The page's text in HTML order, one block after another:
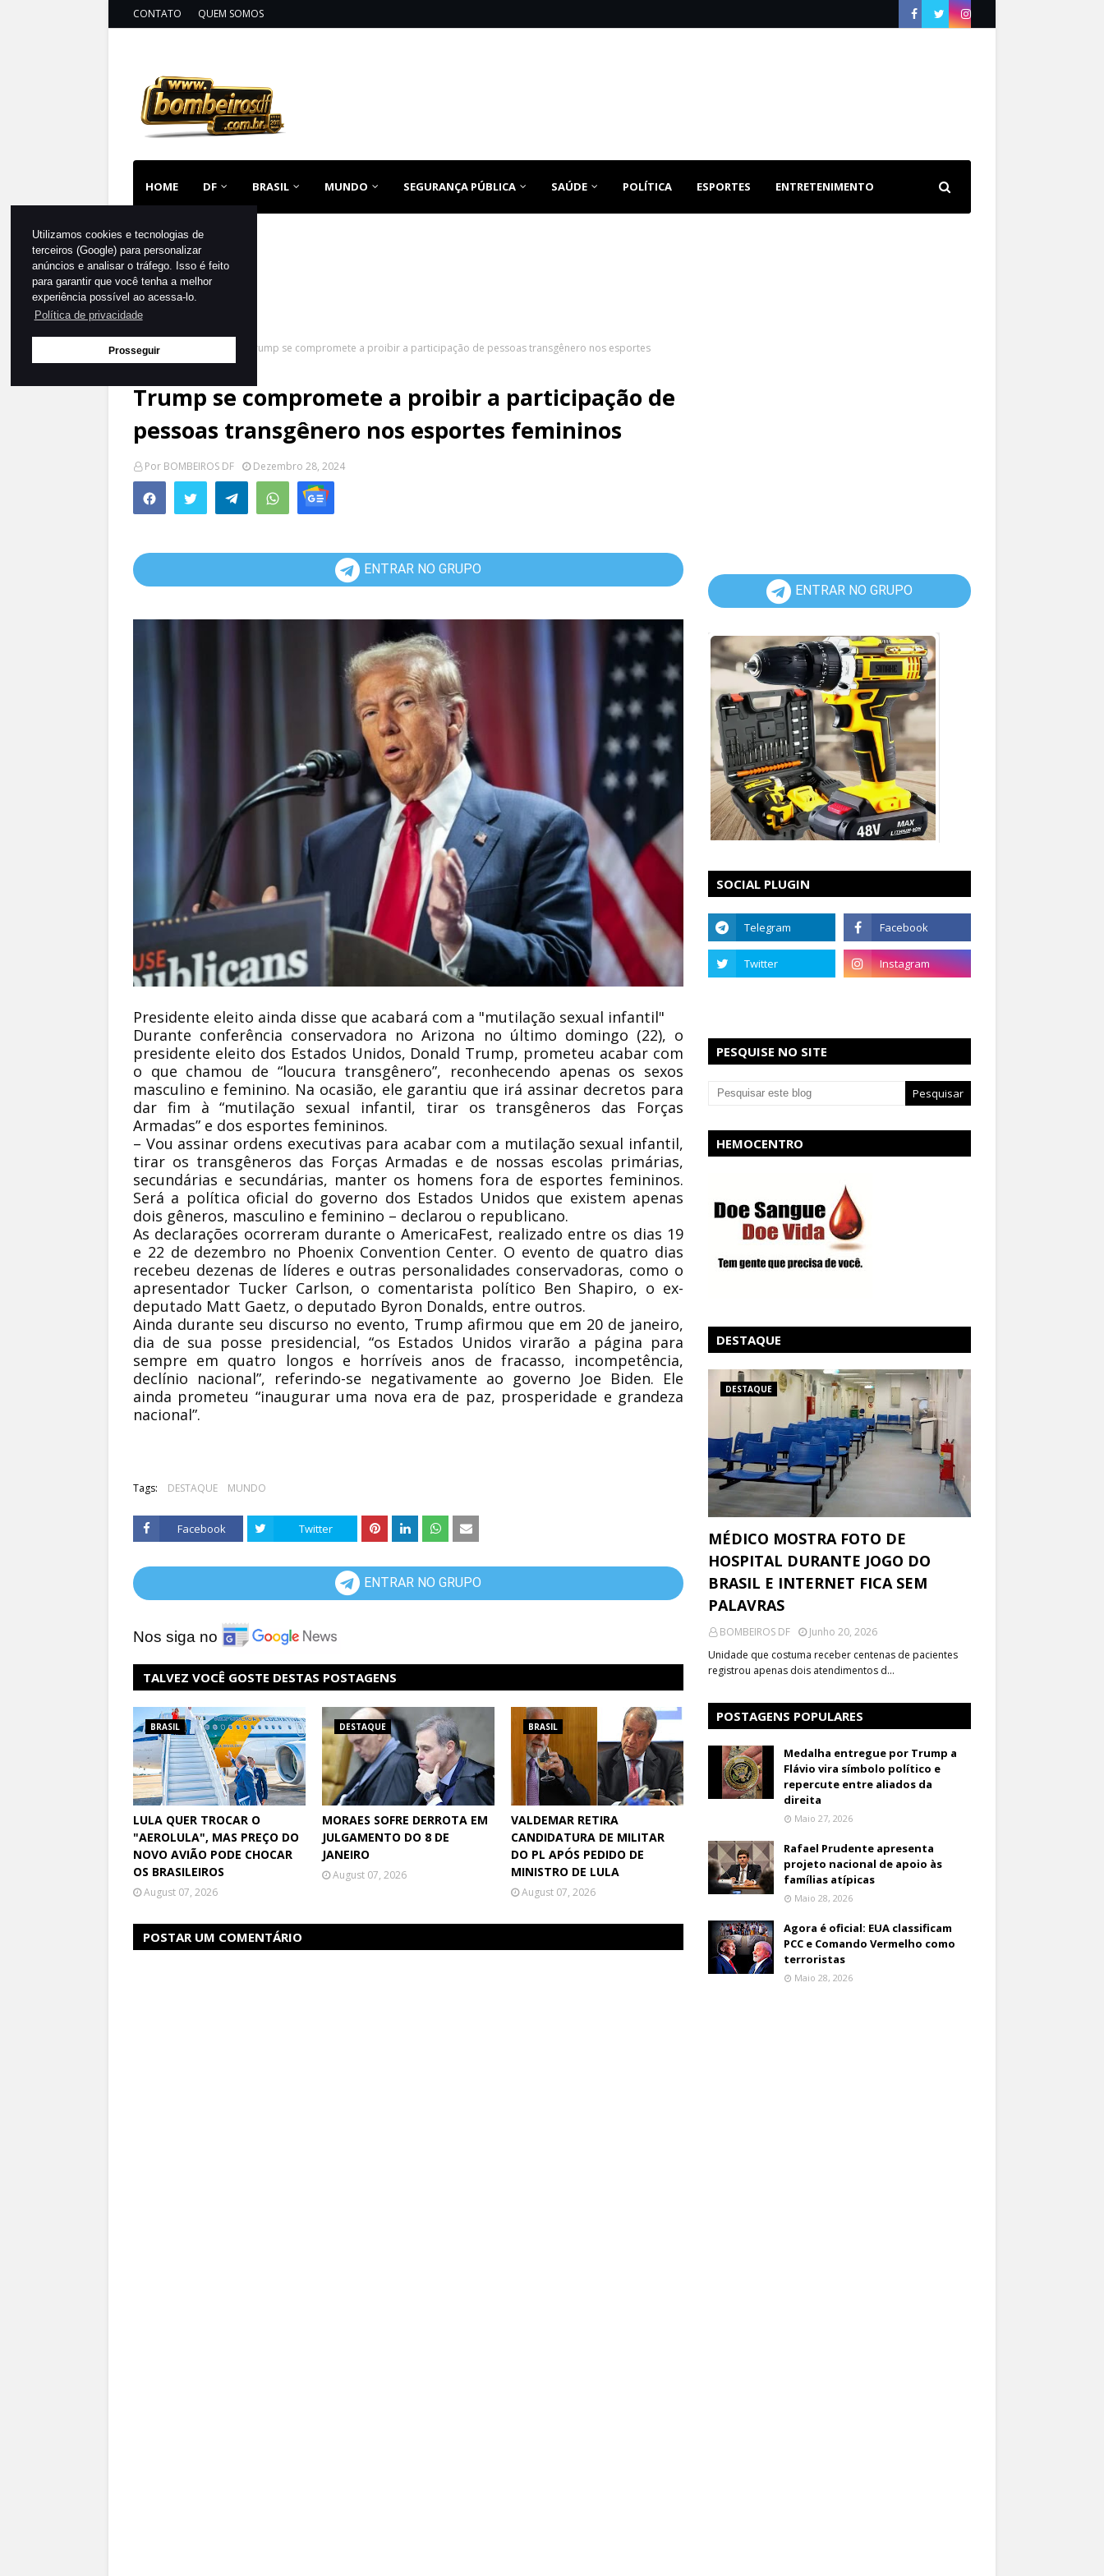
Utilizamos cookies e tecnologias de
terceiros (Google) para personalizar
anúncios e analisar o tráfego. Isso é feito
para garantir que você tenha a melhor
experiência possível ao acessa-lo.
Política de privacidade
Prosseguir
CONTATO QUEM SOMOS
HOME DF BRASIL MUNDO SEGURANÇA PÚBLICA SAÚDE POLÍTICA ESPORTES ENTRETENIMENTO
Página inicial
Trump se compromete a proibir a participação de pessoas transgênero nos esportes
femininos
Trump se compromete a proibir a participação de
pessoas transgênero nos esportes femininos
Por BOMBEIROS DF Dezembro 28, 2024
ENTRAR NO GRUPO
Presidente eleito ainda disse que acabará com a "mutilação sexual infantil"
Durante conferência conservadora no Arizona no último domingo (22), o
presidente eleito dos Estados Unidos, Donald Trump, prometeu acabar com
o que chamou de “loucura transgênero”, reconhecendo apenas os sexos
masculino e feminino. Na ocasião, ele garantiu que irá assinar decretos para
dar fim à “mutilação sexual infantil, tirar os transgêneros das Forças
Armadas” e dos esportes femininos.
– Vou assinar ordens executivas para acabar com a mutilação sexual infantil,
tirar os transgêneros das Forças Armadas e de nossas escolas primárias,
secundárias e secundárias, manter os homens fora de esportes femininos.
Será a política oficial do governo dos Estados Unidos que existem apenas
dois gêneros, masculino e feminino – declarou o republicano.
As declarações ocorreram durante o AmericaFest, realizado entre os dias 19
e 22 de dezembro no Phoenix Convention Center. O evento de quatro dias
recebeu dezenas de líderes e outras personalidades conservadoras, como o
apresentador Tucker Carlson, o comentarista político Ben Shapiro, o ex-
deputado Matt Gaetz, o deputado Byron Donalds, entre outros.
Ainda durante seu discurso no evento, Trump afirmou que em 20 de janeiro,
dia de sua posse presidencial, “os Estados Unidos virarão a página para
sempre em quatro longos e horríveis anos de fracasso, incompetência,
declínio nacional”, referindo-se negativamente ao governo Joe Biden. Ele
ainda prometeu “inaugurar uma nova era de paz, prosperidade e grandeza
nacional”.
Tags: DESTAQUE MUNDO
Facebook Twitter
ENTRAR NO GRUPO
Nos siga no
TALVEZ VOCÊ GOSTE DESTAS POSTAGENS
BRASIL
LULA QUER TROCAR O
"AEROLULA", MAS PREÇO DO
NOVO AVIÃO PODE CHOCAR
OS BRASILEIROS
August 07, 2026
DESTAQUE
MORAES SOFRE DERROTA EM
JULGAMENTO DO 8 DE
JANEIRO
August 07, 2026
BRASIL
VALDEMAR RETIRA
CANDIDATURA DE MILITAR
DO PL APÓS PEDIDO DE
MINISTRO DE LULA
August 07, 2026
POSTAR UM COMENTÁRIO
ENTRAR NO GRUPO
SOCIAL PLUGIN
PESQUISE NO SITE
HEMOCENTRO
DESTAQUE
DESTAQUE
MÉDICO MOSTRA FOTO DE
HOSPITAL DURANTE JOGO DO
BRASIL E INTERNET FICA SEM
PALAVRAS
BOMBEIROS DF
Junho 20, 2026
Unidade que costuma receber centenas de pacientes
registrou apenas dois atendimentos d…
POSTAGENS POPULARES
Medalha entregue por Trump a
Flávio vira símbolo político e
repercute entre aliados da
direita
Maio 27, 2026
Rafael Prudente apresenta
projeto nacional de apoio às
famílias atípicas
Maio 28, 2026
Agora é oficial: EUA classificam
PCC e Comando Vermelho como
terroristas
Maio 28, 2026